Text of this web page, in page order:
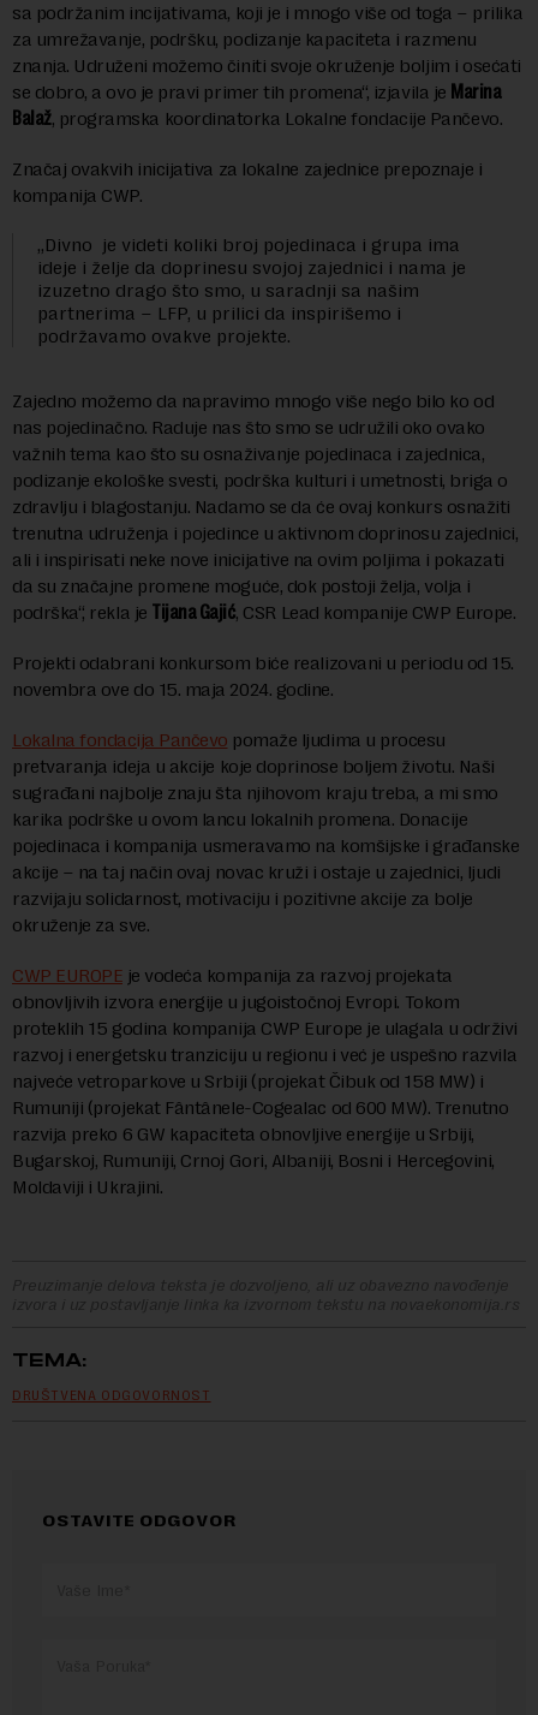
sa podržanim incijativama, koji je i mnogo više od toga – prilika
za umrežavanje, podršku, podizanje kapaciteta i razmenu
znanja. Udruženi možemo činiti svoje okruženje boljim i osećati
se dobro, a ovo je pravi primer tih promena“, izjavila je Marina
Balaž, programska koordinatorka Lokalne fondacije Pančevo.
Značaj ovakvih inicijativa za lokalne zajednice prepoznaje i
kompanija CWP.
„Divno je videti koliki broj pojedinaca i grupa ima
ideje i želje da doprinesu svojoj zajednici i nama je
izuzetno drago što smo, u saradnji sa našim
partnerima – LFP, u prilici da inspirišemo i
podržavamo ovakve projekte.
Zajedno možemo da napravimo mnogo više nego bilo ko od
nas pojedinačno. Raduje nas što smo se udružili oko ovako
važnih tema kao što su osnaživanje pojedinaca i zajednica,
podizanje ekološke svesti, podrška kulturi i umetnosti, briga o
zdravlju i blagostanju. Nadamo se da će ovaj konkurs osnažiti
trenutna udruženja i pojedince u aktivnom doprinosu zajednici,
ali i inspirisati neke nove inicijative na ovim poljima i pokazati
da su značajne promene moguće, dok postoji želja, volja i
podrška“, rekla je Tijana Gajić, CSR Lead kompanije CWP Europe.
Projekti odabrani konkursom biće realizovani u periodu od 15.
novembra ove do 15. maja 2024. godine.
Lokalna fondacija Pančevo pomaže ljudima u procesu
pretvaranja ideja u akcije koje doprinose boljem životu. Naši
sugrađani najbolje znaju šta njihovom kraju treba, a mi smo
karika podrške u ovom lancu lokalnih promena. Donacije
pojedinaca i kompanija usmeravamo na komšijske i građanske
akcije – na taj način ovaj novac kruži i ostaje u zajednici, ljudi
razvijaju solidarnost, motivaciju i pozitivne akcije za bolje
okruženje za sve.
CWP EUROPE je vodeća kompanija za razvoj projekata
obnovljivih izvora energije u jugoistočnoj Evropi. Tokom
proteklih 15 godina kompanija CWP Europe je ulagala u održivi
razvoj i energetsku tranziciju u regionu i već je uspešno razvila
najveće vetroparkove u Srbiji (projekat Čibuk od 158 MW) i
Rumuniji (projekat Fântânele-Cogealac od 600 MW). Trenutno
razvija preko 6 GW kapaciteta obnovljive energije u Srbiji,
Bugarskoj, Rumuniji, Crnoj Gori, Albaniji, Bosni i Hercegovini,
Moldaviji i Ukrajini.
Preuzimanje delova teksta je dozvoljeno, ali uz obavezno navođenje
izvora i uz postavljanje linka ka izvornom tekstu na novaekonomija.rs
TEMA:
DRUŠTVENA ODGOVORNOST
OSTAVITE ODGOVOR